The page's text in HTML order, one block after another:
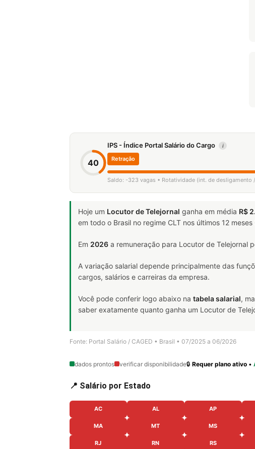
40
IPS - Índice Portal Salário do Cargo i
Retração
Saldo: -323 vagas • Rotatividade (int. de
Hoje um Locutor de Telejornal ganha em média R$
em todo o Brasil no regime CLT nos últimos 12 meses
Em 2026 a remuneração para Locutor de Telejornal
A variação salarial depende principalmente das
cargos, salários e carreiras da empresa.
Você pode conferir logo abaixo na tabela salarial,
saber exatamente quanto ganha um Locutor de
Fonte: Portal Salário / CAGED • Brasil • 07/2025 a 06/2026
dados prontos verificar disponibilidade🔒 Requer plano ativo •
📍 Salário por Estado
AC AL AP
MA MT MS
RJ RN RS